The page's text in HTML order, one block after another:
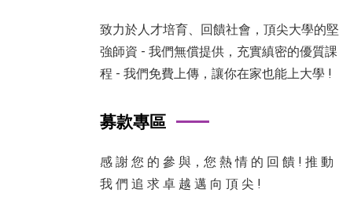
致力於人才培育、回饋社會，頂尖大學的堅
強師資 - 我們無償提供，充實縝密的優質課
程 - 我們免費上傳，讓你在家也能上大學 !
募款專區
感 謝 您 的 參 與，您 熱 情 的 回 饋 ! 推 動
我 們 追 求 卓 越 邁 向 頂 尖 !